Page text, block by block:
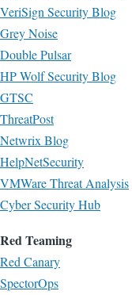
VeriSign Security Blog
Grey Noise
Double Pulsar
HP Wolf Security Blog
GTSC
ThreatPost
Netwrix Blog
HelpNetSecurity
VMWare Threat Analysis
Cyber Security Hub
Red Teaming
Red Canary
SpectorOps